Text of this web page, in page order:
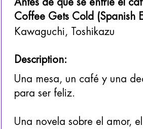
Coffee Gets Cold (Spanish
Kawaguchi, Toshikazu
Description:
Una mesa, un café y una
para ser feliz.
Una novela sobre el amor,